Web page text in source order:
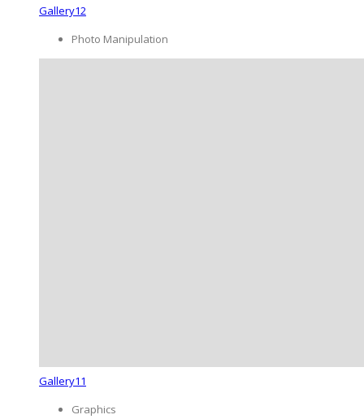
Gallery12
Photo Manipulation
Gallery11
Graphics